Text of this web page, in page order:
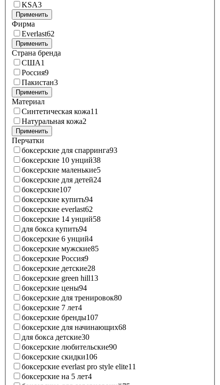
KSA3
Применить
Фирма
Everlast62
Применить
Страна бренда
США1
Россия9
Пакистан3
Применить
Материал
Синтетическая кожа11
Натуральная кожа2
Применить
Перчатки
боксерские для спарринга93
боксерские 10 унций38
боксерские маленькие5
боксерские для детей24
боксерские107
боксерские купить94
боксерские everlast62
боксерские 14 унций58
для бокса купить94
боксерские 6 унций4
боксерские мужские85
боксерские Россия9
боксерские детские28
боксерские green hill13
боксерские цены94
боксерские для тренировок80
боксерские 7 лет4
боксерские бренды107
боксерские для начинающих68
для бокса детские30
боксерские любительские90
боксерские скидки106
боксерские everlast pro style elite11
боксерские на 5 лет4